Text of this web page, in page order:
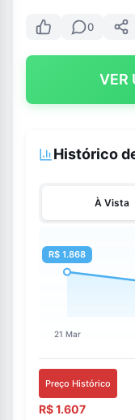
0
VER
Histórico
À Vista
Preço Histórico
R$ 1.607